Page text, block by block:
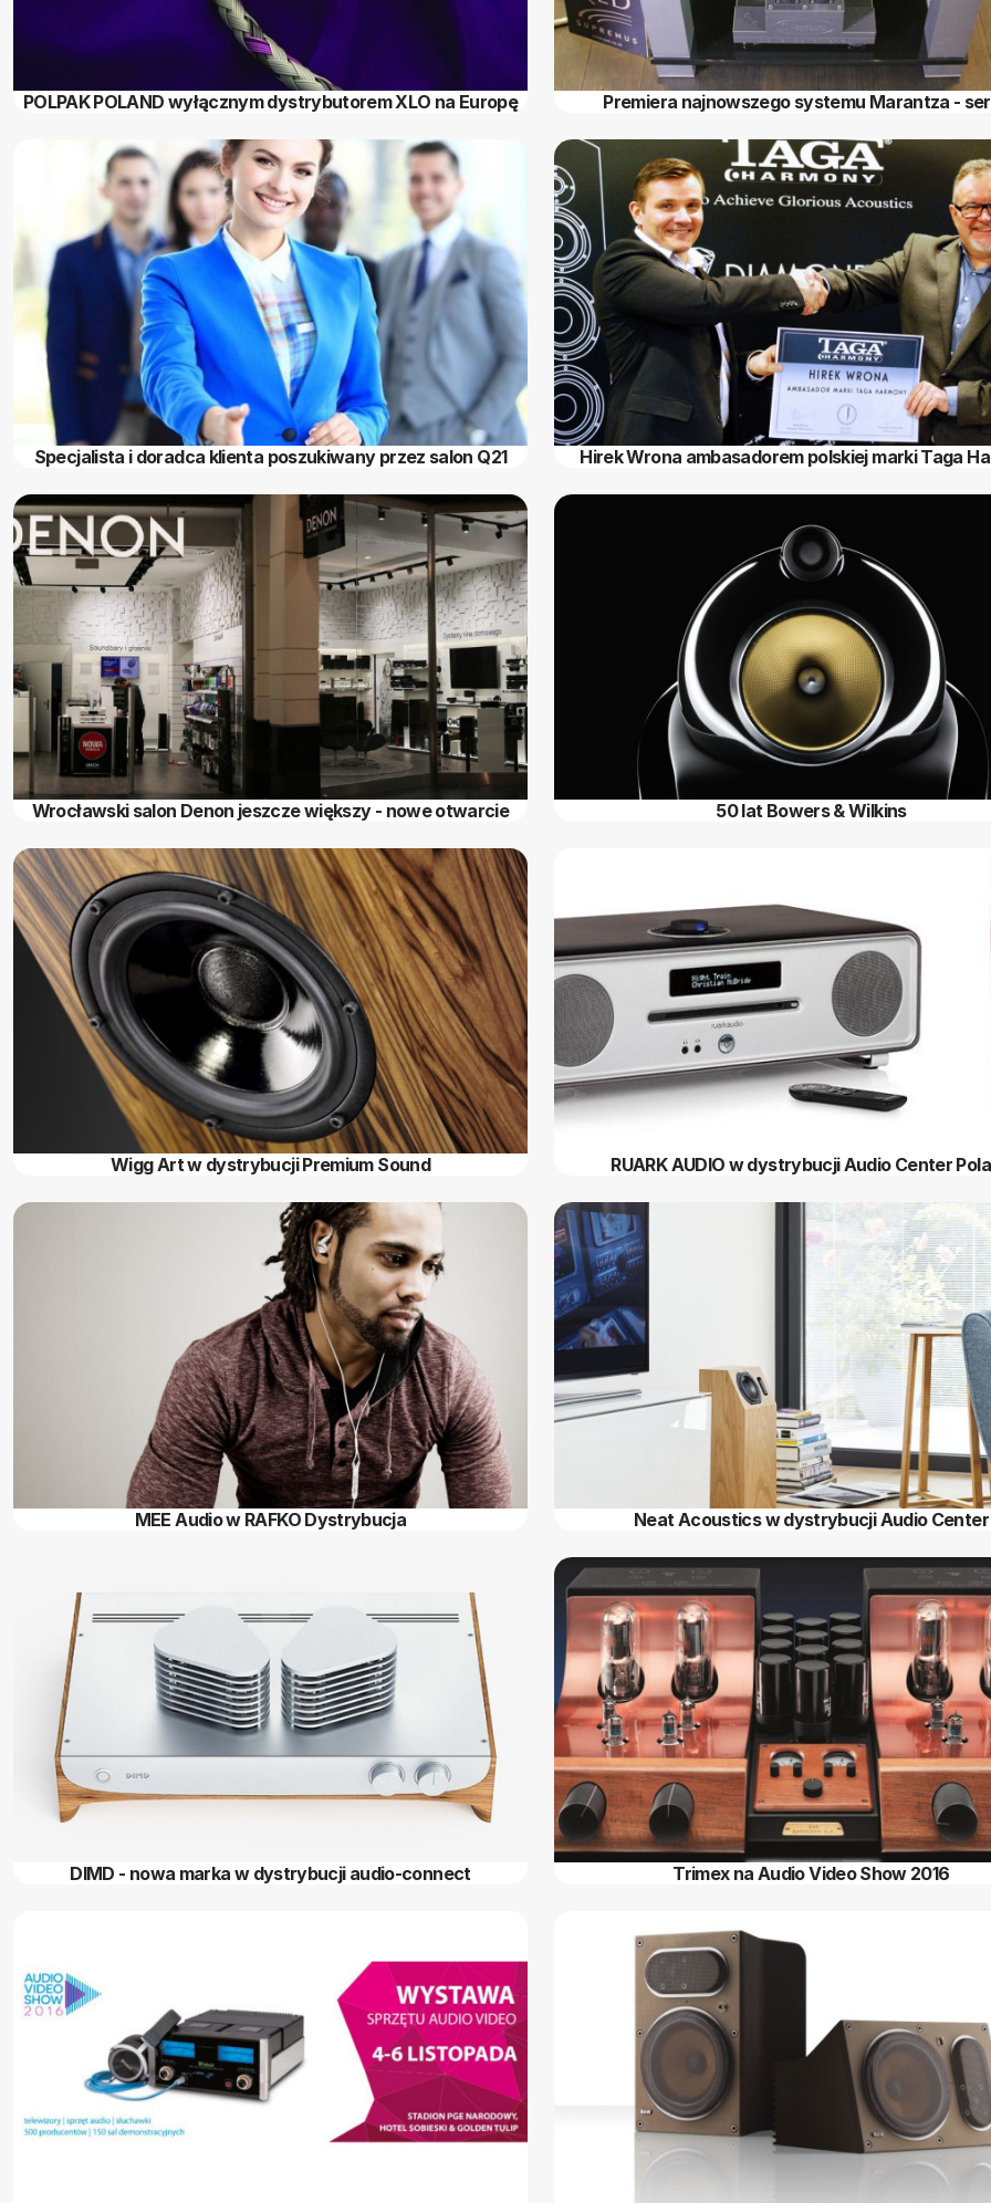
POLPAK POLAND wyłącznym dystrybutorem XLO na Europę Premiera najnowszego systemu Marantza -
Specjalista i doradca klienta poszukiwany przez salon Q21 Hirek Wrona ambasadorem polskiej marki Taga
Wrocławski salon Denon jeszcze większy - nowe otwarcie 50 lat Bowers & Wilkins
Wigg Art w dystrybucji Premium Sound RUARK AUDIO w dystrybucji Audio Center
MEE Audio w RAFKO Dystrybucja Neat Acoustics w dystrybucji Audio Center
DIMD - nowa marka w dystrybucji audio-connect Trimex na Audio Video Show 2016